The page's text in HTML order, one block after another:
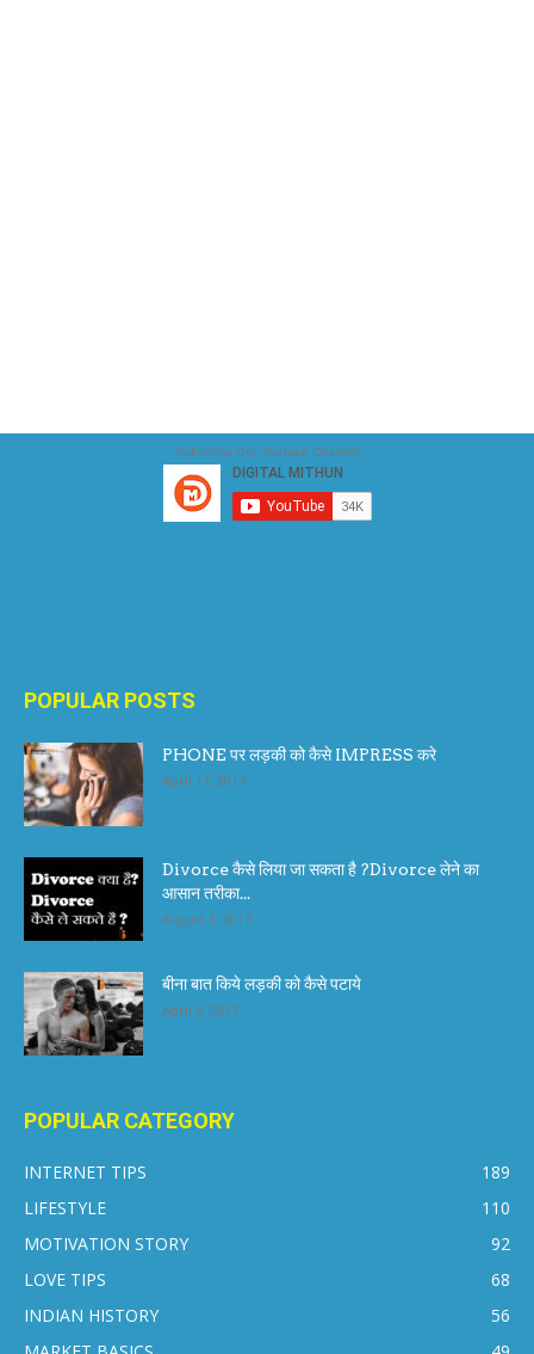
Subscribe Our Youtube Channel
POPULAR POSTS
PHONE पर लड़की को कैसे IMPRESS करे
April 17, 2017
Divorce कैसे लिया जा सकता है ?Divorce लेने का
आसान तरीका...
August 1, 2017
बीना बात किये लड़की को कैसे पटाये
April 6, 2017
POPULAR CATEGORY
INTERNET TIPS
189
LIFESTYLE
110
MOTIVATION STORY
92
LOVE TIPS
68
INDIAN HISTORY
56